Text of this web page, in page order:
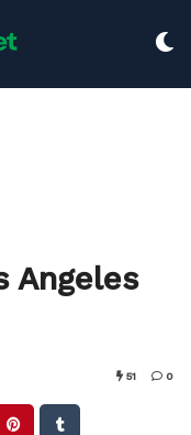
Angeles
51 0